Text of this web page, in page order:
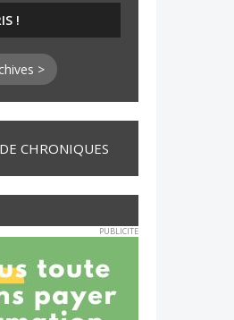
>
CHRONIQUES
PUBLICITE